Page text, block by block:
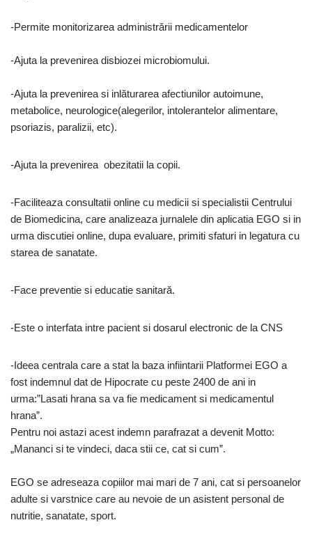
-Permite monitorizarea administrării medicamentelor
-Ajuta la prevenirea disbiozei microbiomului.
-Ajuta la prevenirea si inlăturarea afectiunilor autoimune,
metabolice, neurologice(alegerilor, intolerantelor alimentare,
psoriazis, paralizii, etc).
-Ajuta la prevenirea obezitatii la copii.
-Faciliteaza consultatii online cu medicii si specialistii Centrului
de Biomedicina, care analizeaza jurnalele din aplicatia EGO si in
urma discutiei online, dupa evaluare, primiti sfaturi in legatura cu
starea de sanatate.
-Face preventie si educatie sanitară.
-Este o interfata intre pacient si dosarul electronic de la CNS
-Ideea centrala care a stat la baza infiintarii Platformei EGO a
fost indemnul dat de Hipocrate cu peste 2400 de ani in
urma:”Lasati hrana sa va fie medicament si medicamentul
hrana”.
Pentru noi astazi acest indemn parafrazat a devenit Motto:
„Mananci si te vindeci, daca stii ce, cat si cum”.
EGO se adreseaza copiilor mai mari de 7 ani, cat si persoanelor
adulte si varstnice care au nevoie de un asistent personal de
nutritie, sanatate, sport.